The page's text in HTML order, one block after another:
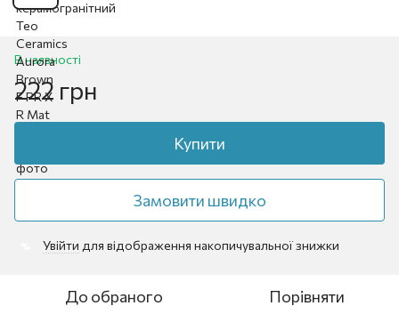
В наявності
222 грн
Купити
Замовити швидко
Увійти для відображення накопичувальної знижки
До обраного Порівняти